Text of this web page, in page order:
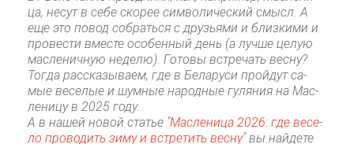
ца, несут в се­бе ско­рее сим­во­ли­че­ский смысл. А
еще это по­вод со­брать­ся с дру­зья­ми и близ­ки­ми и
про­ве­сти вме­сте осо­бен­ный день (а луч­ше це­лую
мас­ле­нич­ную неде­лю). Го­то­вы встре­чать вес­ну?
То­гда рас­ска­зы­ва­ем, где в Бе­ла­ру­си прой­дут са­
мые ве­се­лые и шум­ные на­род­ные гу­ля­ния на Мас­
ле­ни­цу в 2025 го­ду.
А в на­шей но­вой ста­тье "Мас­ле­ни­ца 2026: где ве­се­
ло про­во­дить зи­му и встре­тить вес­ну" вы най­де­те